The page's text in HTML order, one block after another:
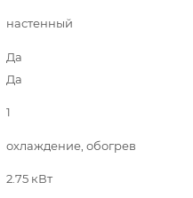
настенный
Да
Да
1
охлаждение, обогрев
2.75 кВт